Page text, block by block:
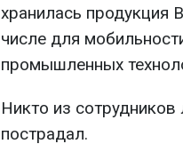
хранилась продукция
числе для
промышленных
Никто из сотрудников
пострадал.